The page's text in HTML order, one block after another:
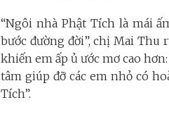
“Ngôi nhà Phật Tích là mái
bước đường đời”, chị Mai Thu
khiến em ấp ủ ước mơ cao
tâm giúp đỡ các em nhỏ có
Tích”.